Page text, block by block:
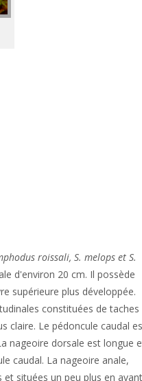
roissali, S. melops et S.
d'environ 20 cm. Il possède
supérieure plus développée.
constituées de taches
claire. Le pédoncule caudal
nageoire dorsale est longue
caudal. La nageoire anale,
situées un peu plus en avant